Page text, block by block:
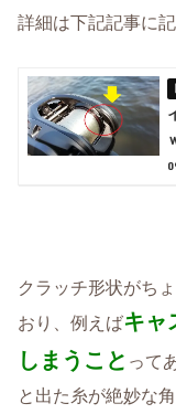
詳細は下記記事に記
クラッチ形状がち
おり、例えばキャ
しまうこと って
と出た糸が絶妙な